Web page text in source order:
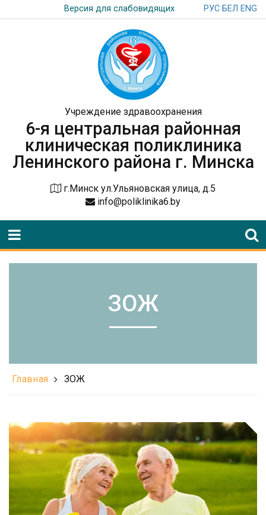
Версия для слабовидящих РУС БЕЛ ENG
Учреждение здравоохранения
6-я центральная районная
клиническая поликлиника
Ленинского района г. Минска
г.Минск ул.Ульяновская улица, д.5
info@poliklinika6.by
ЗОЖ
Главная ЗОЖ